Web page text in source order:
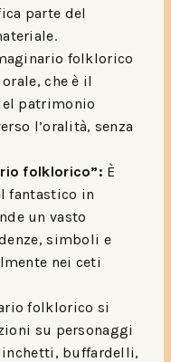
parte del
folklorico
che è il
patrimonio
l’oralità, senza
folklorico”: È
fantastico in
un vasto
simboli e
nei ceti
folklorico si
su personaggi
buffardelli,